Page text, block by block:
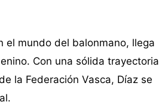
el mundo del balonmano, llega
Con una sólida trayectoria
la Federación Vasca, Díaz se